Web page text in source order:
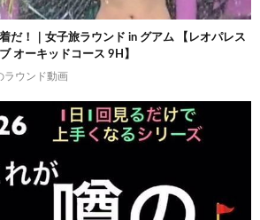
だ！｜女子旅ラウンド in グアム 【レオパレス
オーキッドコース 9H】
ラウンド動画